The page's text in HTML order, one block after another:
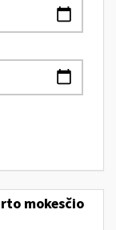
mokesčio